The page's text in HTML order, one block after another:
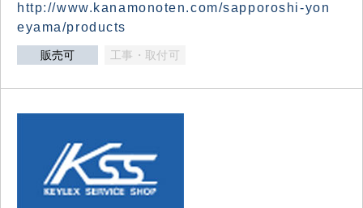
http://www.kanamonoten.com/sapporoshi-yon
eyama/products
販売可 工事・取付可